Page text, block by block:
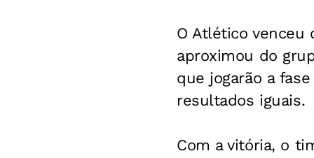
O Atlético venceu
aproximou do
que jogarão a
resultados iguais.
Com a vitória, o